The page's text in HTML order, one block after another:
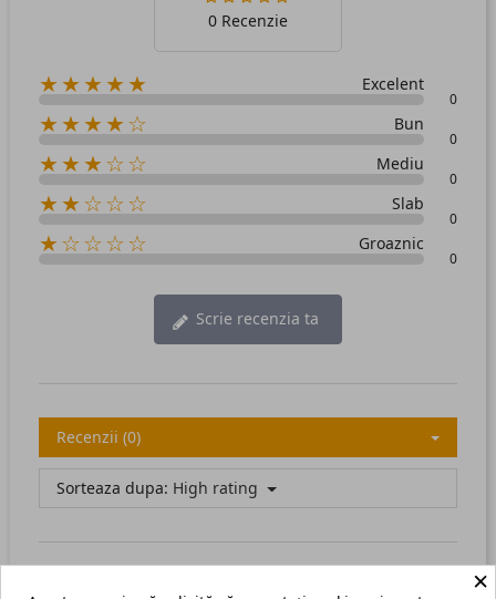
0 Recenzie
★★★★★ Excelent
0
★★★★☆ Bun
0
★★★☆☆ Mediu
0
★★☆☆☆ Slab
0
★☆☆☆☆ Groaznic
0
Scrie recenzia ta
Recenzii (0)
Sorteaza dupa: High rating
×